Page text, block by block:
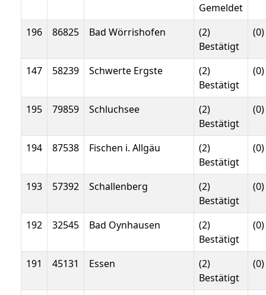
Gemeldet
196
86825 Bad Wörrishofen
(2)
Bestätigt
147 58239 Schwerte Ergste
(2)
Bestätigt
195 79859 Schluchsee
(2)
Bestätigt
194 87538 Fischen i. Allgäu
(2)
Bestätigt
193 57392 Schallenberg
(2)
Bestätigt
192 32545 Bad Oynhausen
(2)
Bestätigt
191 45131 Essen
(2)
Bestätigt